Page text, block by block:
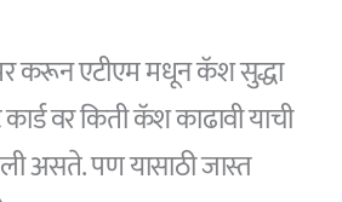
करून एटीएम मधून कॅश सुद्धा
वर किती कॅश काढावी याची
असते. पण यासाठी जास्त